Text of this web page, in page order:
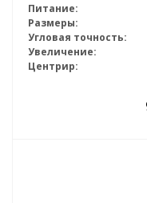
Питание:
Размеры:
Угловая точность:
Увеличение:
Центрир: